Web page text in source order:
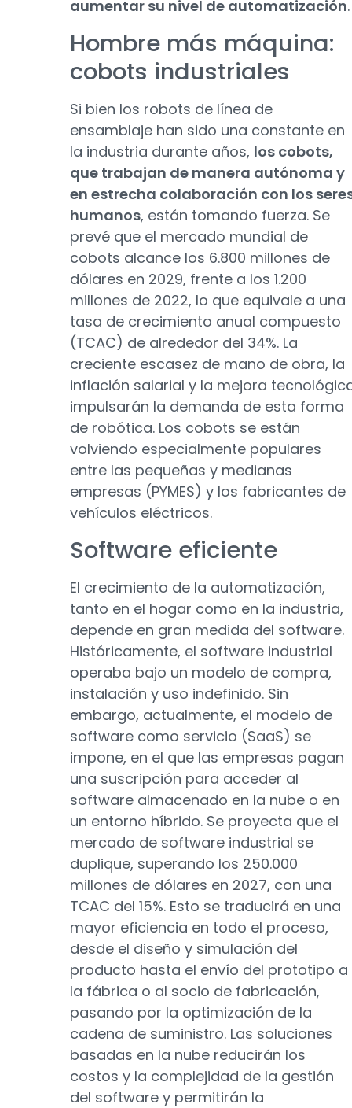
aumentar su nivel de automatización.
Hombre más máquina:
cobots industriales
Si bien los robots de línea de
ensamblaje han sido una constante en
la industria durante años, los cobots,
que trabajan de manera autónoma y
en estrecha colaboración con los
humanos, están tomando fuerza. Se
prevé que el mercado mundial de
cobots alcance los 6.800 millones de
dólares en 2029, frente a los 1.200
millones de 2022, lo que equivale a una
tasa de crecimiento anual compuesto
(TCAC) de alrededor del 34%. La
creciente escasez de mano de obra, la
inflación salarial y la mejora
impulsarán la demanda de esta forma
de robótica. Los cobots se están
volviendo especialmente populares
entre las pequeñas y medianas
empresas (PYMES) y los fabricantes de
vehículos eléctricos.
Software eficiente
El crecimiento de la automatización,
tanto en el hogar como en la industria,
depende en gran medida del software.
Históricamente, el software industrial
operaba bajo un modelo de compra,
instalación y uso indefinido. Sin
embargo, actualmente, el modelo de
software como servicio (SaaS) se
impone, en el que las empresas pagan
una suscripción para acceder al
software almacenado en la nube o en
un entorno híbrido. Se proyecta que el
mercado de software industrial se
duplique, superando los 250.000
millones de dólares en 2027, con una
TCAC del 15%. Esto se traducirá en una
mayor eficiencia en todo el proceso,
desde el diseño y simulación del
producto hasta el envío del prototipo a
la fábrica o al socio de fabricación,
pasando por la optimización de la
cadena de suministro. Las soluciones
basadas en la nube reducirán los
costos y la complejidad de la gestión
del software y permitirán la